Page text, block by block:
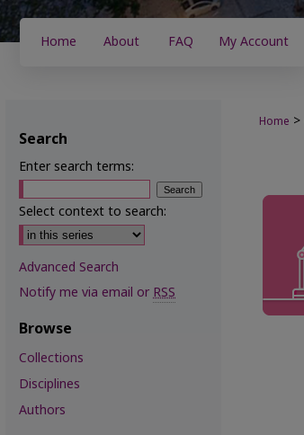
Home About FAQ My Account
Home >
Search
Enter search terms:
Select context to search:
Advanced Search
Notify me via email orRSS
Browse
Collections
Disciplines
Authors